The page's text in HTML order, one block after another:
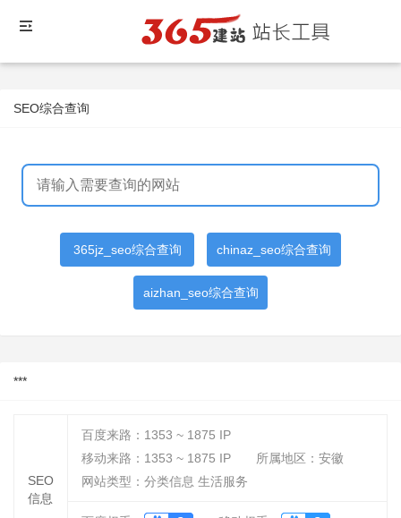
SEO综合查询
365jz_seo综合查询 chinaz_seo综合查询
aizhan_seo综合查询
***
SEO
信息
百度来路： 1353 ~ 1875 IP
移动来路： 1353 ~ 1875 IP
所属地区：安徽
网站类型：分类信息 生活服务